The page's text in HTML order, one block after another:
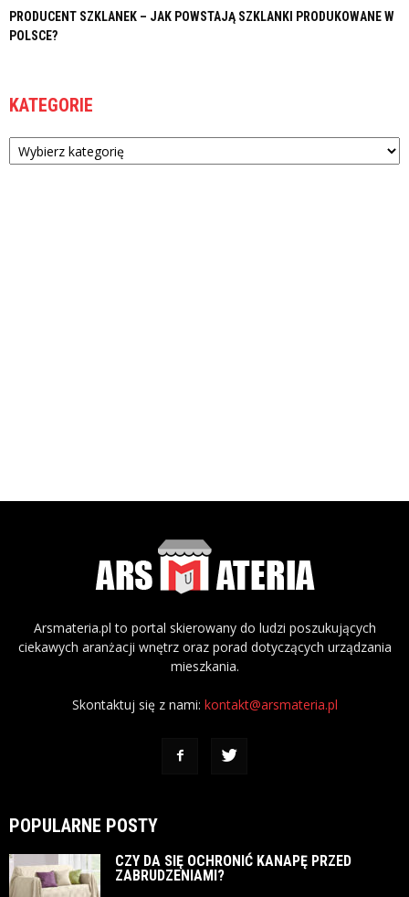
PRODUCENT SZKLANEK – JAK POWSTAJĄ SZKLANKI PRODUKOWANE W
POLSCE?
KATEGORIE
Kategorie
Arsmateria.pl to portal skierowany do ludzi poszukujących
ciekawych aranżacji wnętrz oraz porad dotyczących urządzania
mieszkania.
Skontaktuj się z nami: kontakt@arsmateria.pl
POPULARNE POSTY
CZY DA SIĘ OCHRONIĆ KANAPĘ PRZED
ZABRUDZENIAMI?